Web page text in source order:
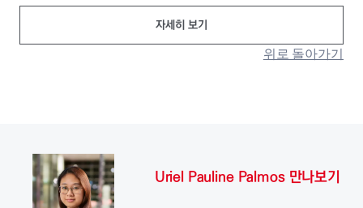
자세히 보기
위로 돌아가기
Uriel Pauline Palmos 만나보기